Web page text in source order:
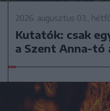
2026. augusztus 03.,
Kutatók: csak
a Szent Anna-tó